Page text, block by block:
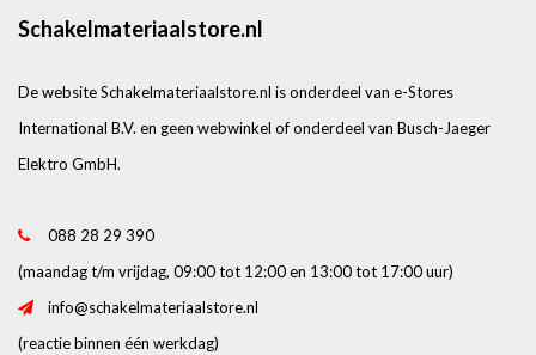
Schakelmateriaalstore.nl
De website Schakelmateriaalstore.nl is onderdeel van e-Stores
International B.V. en geen webwinkel of onderdeel van Busch-Jaeger
Elektro GmbH.
088 28 29 390
(maandag t/m vrijdag, 09:00 tot 12:00 en 13:00 tot 17:00 uur)
info@schakelmateriaalstore.nl
(reactie binnen één werkdag)